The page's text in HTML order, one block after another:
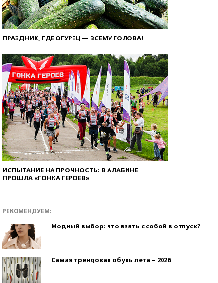
ПРАЗДНИК, ГДЕ ОГУРЕЦ — ВСЕМУ ГОЛОВА!
ИСПЫТАНИЕ НА ПРОЧНОСТЬ: В АЛАБИНЕ
ПРОШЛА «ГОНКА ГЕРОЕВ»
РЕКОМЕНДУЕМ:
Модный выбор: что взять с собой в отпуск?
Самая трендовая обувь лета – 2026